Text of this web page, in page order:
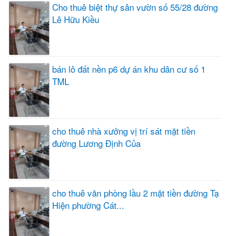
Cho thuê biệt thự sân vườn số 55/28 đường
Lê Hữu Kiều
bán lô đất nền p6 dự án khu dân cư số 1
TML
cho thuê nhà xưởng vị trí sát mặt tiền
đường Lương Định Của
cho thuê văn phòng lầu 2 mặt tiền đường Tạ
Hiện phường Cát...